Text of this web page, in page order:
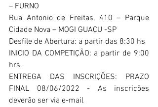
– FURNO
Rua Antonio de Freitas, 410 – Parque
Cidade Nova – MOGI GUAÇU -SP
Desfile de Abertura: a partir das 8:30 hs
INICIO DA COMPETIÇÃO: a partir de 9:00
hrs.
ENTREGA DAS INSCRIÇÕES: PRAZO
FINAL 08/06/2022 - As inscrições
deverão ser via e-mail